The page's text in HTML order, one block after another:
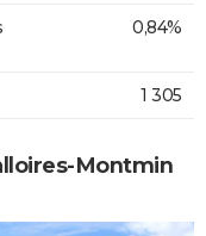
0,84%
1 305
Montmin